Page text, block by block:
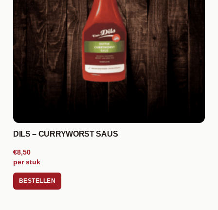
DILS – CURRYWORST SAUS
€8,50
per stuk
BESTELLEN